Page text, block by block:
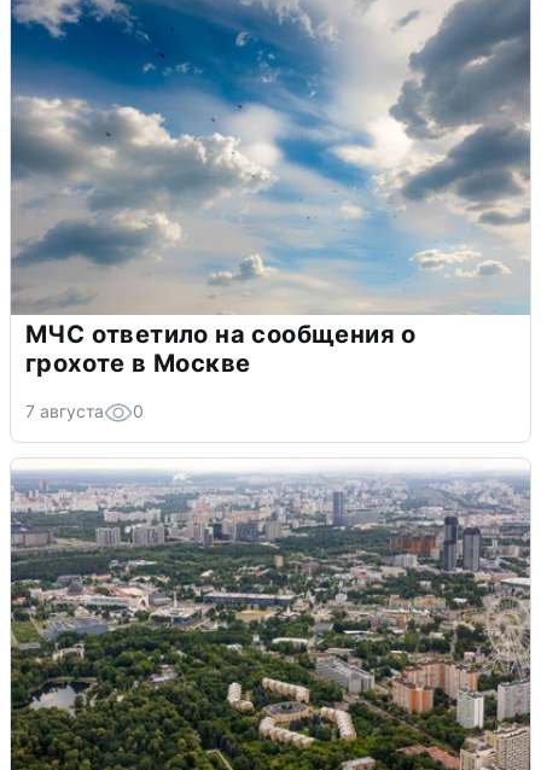
МЧС ответило на сообщения о
грохоте в Москве
7 августа 0